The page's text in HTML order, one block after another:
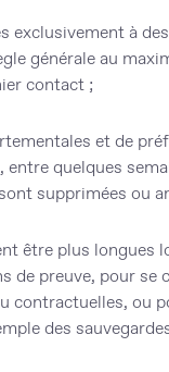
exclusivement à
générale au
contact ;
et de
entre quelques
supprimées ou
être plus longues
de preuve, pour se
contractuelles, ou
des